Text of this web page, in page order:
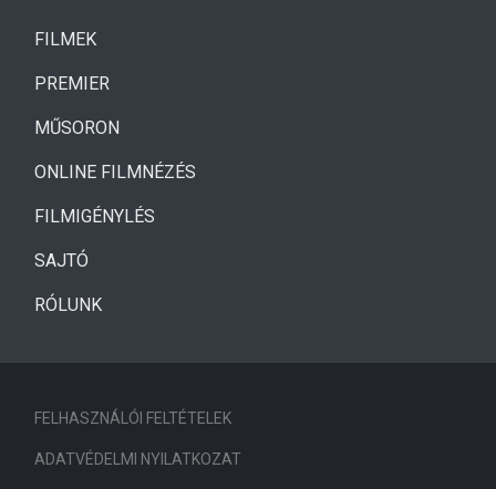
FILMEK(CURRENT)
PREMIER
MŰSORON
ONLINE FILMNÉZÉS
FILMIGÉNYLÉS
SAJTÓ
RÓLUNK
FELHASZNÁLÓI FELTÉTELEK
ADATVÉDELMI NYILATKOZAT